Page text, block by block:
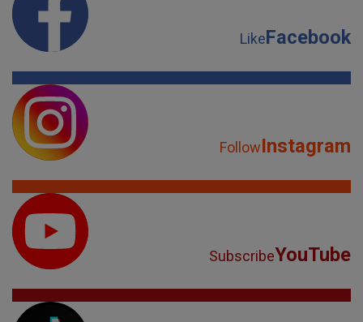
LikeFacebook
FollowInstagram
SubscribeYouTube